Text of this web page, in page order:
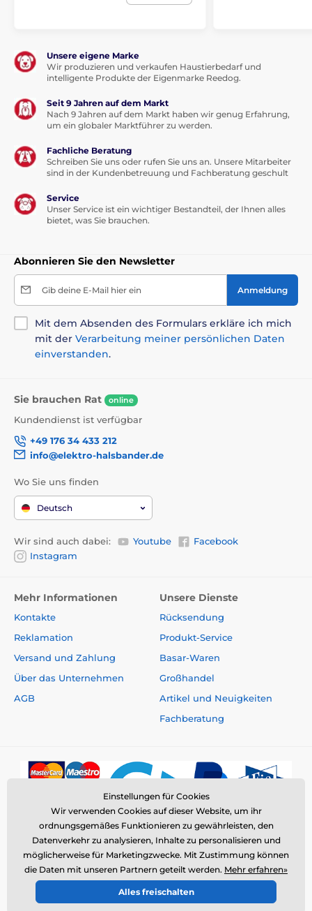
Unsere eigene Marke
Wir produzieren und verkaufen Haustierbedarf und
intelligente Produkte der Eigenmarke Reedog.
Seit 9 Jahren auf dem Markt
Nach 9 Jahren auf dem Markt haben wir genug Erfahrung,
um ein globaler Marktführer zu werden.
Fachliche Beratung
Schreiben Sie uns oder rufen Sie uns an. Unsere Mitarbeiter
sind in der Kundenbetreuung und Fachberatung geschult
Service
Unser Service ist ein wichtiger Bestandteil, der Ihnen alles
bietet, was Sie brauchen.
Abonnieren Sie den Newsletter
Gib deine E-Mail hier ein Anmeldung
Mit dem Absenden des Formulars erkläre ich mich
mit der Verarbeitung meiner persönlichen Daten
einverstanden.
Sie brauchen Rat online
Kundendienst ist verfügbar
+49 176 34 433 212
info@elektro-halsbander.de
Wo Sie uns finden
Deutsch
Wir sind auch dabei: Youtube
Facebook
Instagram
Mehr Informationen
Kontakte
Reklamation
Versand und Zahlung
Über das Unternehmen
AGB
Unsere Dienste
Rücksendung
Produkt-Service
Basar-Waren
Großhandel
Artikel und Neuigkeiten
Fachberatung
© 2026 www.elektro-halsbander.de ⦁ E-Shop erstellt von
SIMPLIA.cz
Einstellungen für Cookies
Wir verwenden Cookies auf dieser Website, um ihr
ordnungsgemäßes Funktionieren zu gewährleisten, den
Datenverkehr zu analysieren, Inhalte zu personalisieren und
möglicherweise für Marketingzwecke. Mit Zustimmung können
die Daten mit unseren Partnern geteilt werden. Mehr erfahren»
Alles freischalten